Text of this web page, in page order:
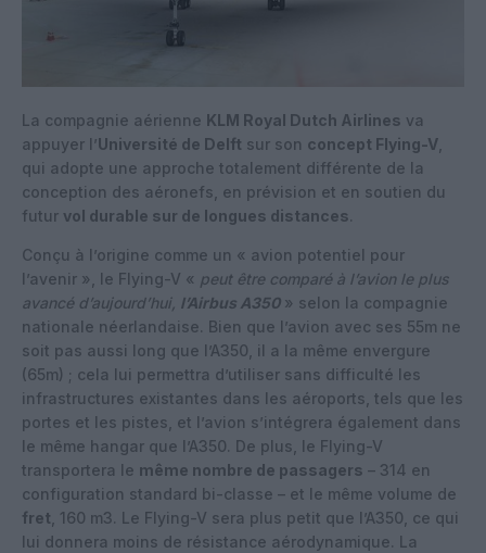
La compagnie aérienne KLM Royal Dutch Airlines va
appuyer l’Université de Delft sur son concept Flying-V
qui adopte une approche totalement différente de la
conception des aéronefs, en prévision et en soutien du
futur vol durable sur de longues distances.
Conçu à l’origine comme un « avion potentiel pour
l’avenir », le Flying-V « peut être comparé à l’avion le plus
avancé d’aujourd’hui, l’Airbus A350 » selon la compagnie
nationale néerlandaise. Bien que l’avion avec ses 55m ne
soit pas aussi long que l’A350, il a la même envergure
(65m) ; cela lui permettra d’utiliser sans difficulté les
infrastructures existantes dans les aéroports, tels que les
portes et les pistes, et l’avion s’intégrera également dans
le même hangar que l’A350. De plus, le Flying-V
transportera le même nombre de passagers – 314 en
configuration standard bi-classe – et le même volume de
fret , 160 m3. Le Flying-V sera plus petit que l’A350, ce qui
lui donnera moins de résistance aérodynamique. La